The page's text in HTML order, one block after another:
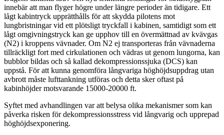
innebär att man flyger högre under längre perioder än tidigare. Ett
lågt kabintryck upprätthålls för att skydda pilotens mot
lungbristningar vid ett plötsligt tryckfall i kabinen, samtidigt som ett
lågt omgivningstryck kan ge upphov till en övermättnad av kvävgas
(N2) i kroppens vävnader. Om N2 ej transporteras från vävnaderna
tillräckligt fort med cirkulationen och vädras ut genom lungorna, kan
bubblor bildas och så kallad dekompressionssjuka (DCS) kan
uppstå. För att kunna genomföra långvariga höghöjdsuppdrag utan
avbrott måste lufttankning utföras och detta sker oftast på
kabinhöjder motsvarande 15000-20000 ft.
Syftet med avhandlingen var att belysa olika mekanismer som kan
påverka risken för dekompressionsstress vid långvarig och upprepad
höghöjdsexponering.